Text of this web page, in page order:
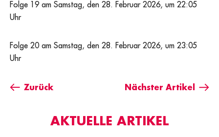
Folge 19 am Samstag, den 28. Februar 2026, um 22:05
Uhr
Folge 20 am Samstag, den 28. Februar 2026, um 23:05
Uhr
Zurück Nächster Artikel
AKTUELLE ARTIKEL